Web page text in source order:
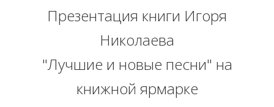
Презентация книги Игоря
Николаева
"Лучшие и новые песни" на
книжной ярмарке